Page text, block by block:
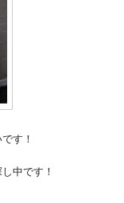
す！
中です！